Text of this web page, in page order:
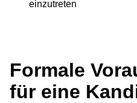
einzutreten
Formale
für eine